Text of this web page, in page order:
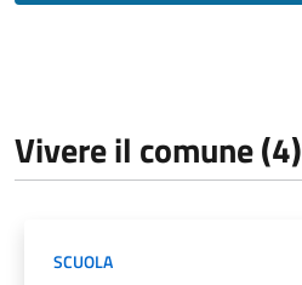
Vivere il comune (4)
SCUOLA